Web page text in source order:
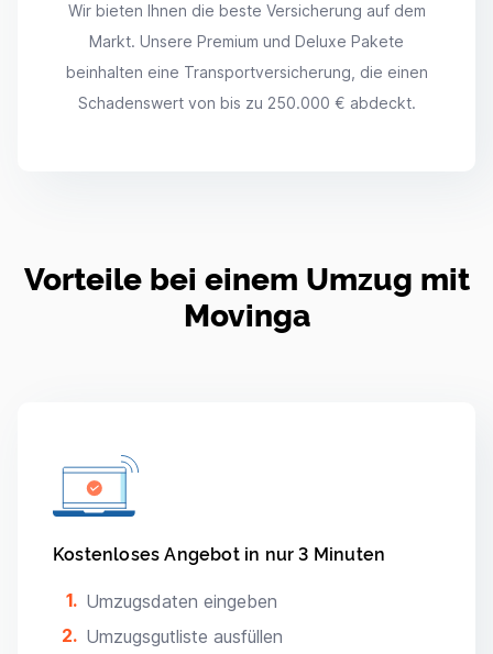
Wir bieten Ihnen die beste Versicherung auf dem
Markt. Unsere Premium und Deluxe Pakete
beinhalten eine Transportversicherung, die einen
Schadenswert von bis zu 250.000 € abdeckt.
Vorteile bei einem Umzug mit
Movinga
Kostenloses Angebot in nur 3 Minuten
Umzugsdaten eingeben
Umzugsgutliste ausfüllen